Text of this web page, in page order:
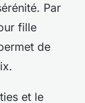
Par
fille
de
et le